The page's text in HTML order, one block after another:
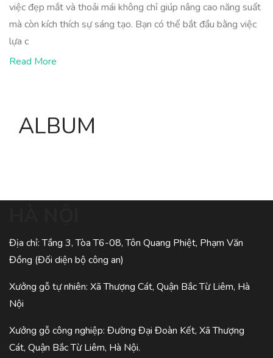
việc đẹp mắt và thoải mái không chỉ giúp nâng cao năng suất
mà còn kích thích sự sáng tạo. Bạn có thể bắt đầu bằng việc
lựa c
Read More
ALBUM
Địa chỉ: Tầng 3, Tòa T6-08, Tôn Quang Phiệt, Phạm Văn
Đồng (Đối diện bộ công an)
Xưởng gỗ tự nhiên: Xã Thượng Cát, Quận Bắc Từ Liêm, Hà
Nội
Xưởng gỗ công nghiệp: Đường Đại Đoàn Kết, Xã Thượng
Cát, Quận Bắc Từ Liêm, Hà Nội.